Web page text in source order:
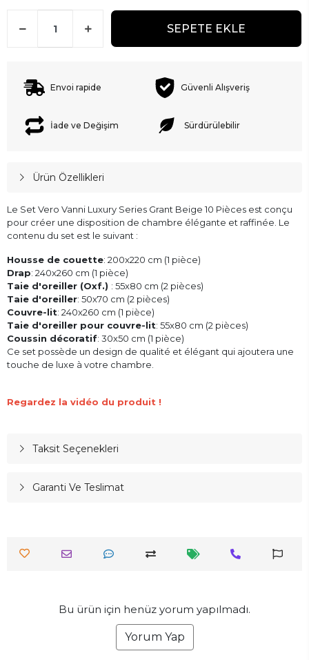
SEPETE EKLE
Envoi rapide Güvenli Alışveriş
İade ve Değişim Sürdürülebilir
Ürün Özellikleri
Le Set Vero Vanni Luxury Series Grant Beige 10 Pièces est conçu
pour créer une disposition de chambre élégante et raffinée. Le
contenu du set est le suivant :
Housse de couette: 200x220 cm (1 pièce)
Drap: 240x260 cm (1 pièce)
Taie d'oreiller (Oxf.) : 55x80 cm (2 pièces)
Taie d'oreiller: 50x70 cm (2 pièces)
Couvre-lit: 240x260 cm (1 pièce)
Taie d'oreiller pour couvre-lit: 55x80 cm (2 pièces)
Coussin décoratif: 30x50 cm (1 pièce)
Ce set possède un design de qualité et élégant qui ajoutera une
touche de luxe à votre chambre.
Regardez la vidéo du produit !
Taksit Seçenekleri
Garanti Ve Teslimat
Bu ürün için henüz yorum yapılmadı.
Yorum Yap